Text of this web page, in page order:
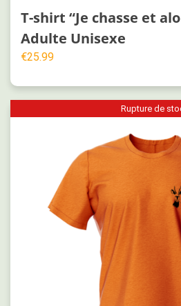
T-shirt “Je chasse et
Adulte Unisexe
€25.99
Rupture de